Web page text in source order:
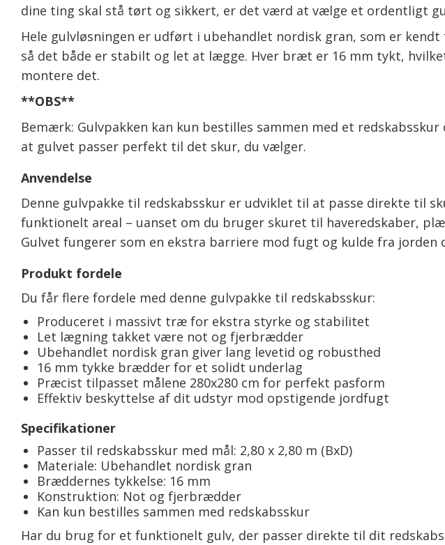
dine ting skal stå tørt og sikkert, er det værd at vælge et ordentligt
Hele gulvløsningen er udført i ubehandlet nordisk gran, som er
så det både er stabilt og let at lægge. Hver bræt er 16 mm tykt,
montere det.
**OBS**
Bemærk: Gulvpakken kan kun bestilles sammen med et
at gulvet passer perfekt til det skur, du vælger.
Anvendelse
Denne gulvpakke til redskabsskur er udviklet til at passe direkte til
funktionelt areal – uanset om du bruger skuret til haveredskaber,
Gulvet fungerer som en ekstra barriere mod fugt og kulde fra
Produkt fordele
Du får flere fordele med denne gulvpakke til redskabsskur:
Produceret i massivt træ for ekstra styrke og stabilitet
Let lægning takket være not og fjerbrædder
Ubehandlet nordisk gran giver lang levetid og robusthed
16 mm tykke brædder for et solidt underlag
Præcist tilpasset målene 280x280 cm for perfekt pasform
Effektiv beskyttelse af dit udstyr mod opstigende jordfugt
Specifikationer
Passer til redskabsskur med mål: 2,80 x 2,80 m (BxD)
Materiale: Ubehandlet nordisk gran
Bræddernes tykkelse: 16 mm
Konstruktion: Not og fjerbrædder
Kan kun bestilles sammen med redskabsskur
Har du brug for et funktionelt gulv, der passer direkte til dit